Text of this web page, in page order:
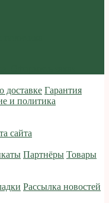
доставке Гарантия
и политика
сайта
Партнёры Товары
Рассылка новостей